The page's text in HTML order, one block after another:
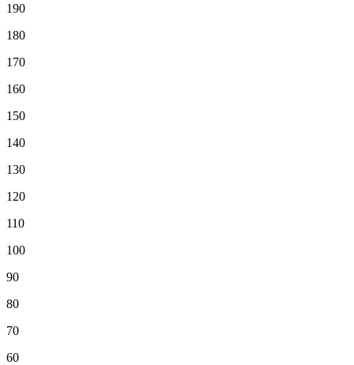
190
180
170
160
150
140
130
120
110
100
90
80
70
60